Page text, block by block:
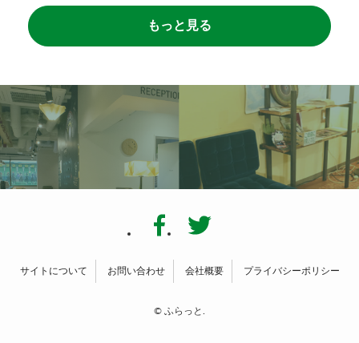
もっと見る
サイトについて お問い合わせ 会社概要 プライバシーポリシー
© ふらっと.